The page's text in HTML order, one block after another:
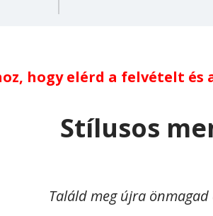
hogy elérd a felvételt és
Stílusos
Találd meg újra